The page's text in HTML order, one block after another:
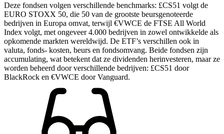
Deze fondsen volgen verschillende benchmarks: £CS51 volgt de
EURO STOXX 50, die 50 van de grootste beursgenoteerde
bedrijven in Europa omvat, terwijl €VWCE de FTSE All World
Index volgt, met ongeveer 4.000 bedrijven in zowel ontwikkelde als
opkomende markten wereldwijd. De ETF’s verschillen ook in
valuta, fonds- kosten, beurs en fondsomvang. Beide fondsen zijn
accumulating, wat betekent dat ze dividenden herinvesteren, maar ze
worden beheerd door verschillende bedrijven: £CS51 door
BlackRock en €VWCE door Vanguard.